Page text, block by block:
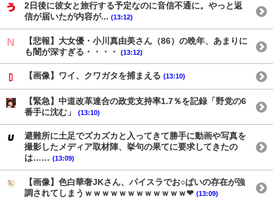
2日後に彼女と旅行する予定なのに音信不通に。やっと返
信が届いたが内容が... (13:12)
【悲報】大女優・小川真由美さん（86）の晩年、あまりに
も闇が深すぎる・・・・
(13:12)
【画像】ワイ、クワガタを捕まえる (13:10)
【緊急】中道改革連合の政党支持率1.7％を記録「野党の6
番手に沈む」
(13:10)
避難所に土足でズカズカと入ってきて勝手に動画や写真を
撮影したメディア取材陣、挙句の果てに要求してきたの
は…… (13:09)
【画像】色白華奢JKさん、パイスラでお○ぱいの存在が強
調されてしまうｗｗｗｗｗｗｗｗｗｗｗｗ❤ (13:09)